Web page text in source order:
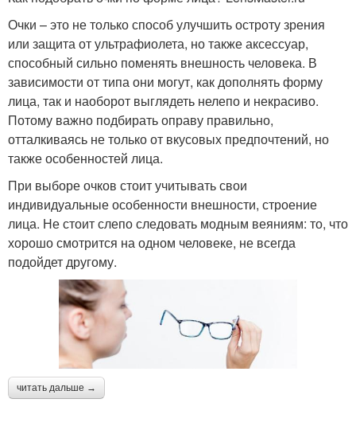
Очки – это не только способ улучшить остроту зрения
или защита от ультрафиолета, но также аксессуар,
способный сильно поменять внешность человека. В
зависимости от типа они могут, как дополнять форму
лица, так и наоборот выглядеть нелепо и некрасиво.
Потому важно подбирать оправу правильно,
отталкиваясь не только от вкусовых предпочтений, но
также особенностей лица.
При выборе очков стоит учитывать свои
индивидуальные особенности внешности, строение
лица. Не стоит слепо следовать модным веяниям: то, что
хорошо смотрится на одном человеке, не всегда
подойдет другому.
читать дальше →